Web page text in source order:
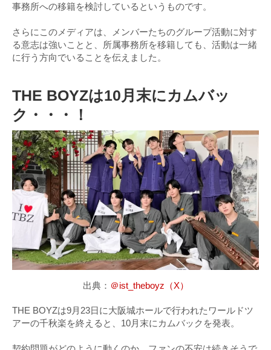
事務所への移籍を検討しているというものです。
さらにこのメディアは、メンバーたちのグループ活動に対す
る意志は強いことと、所属事務所を移籍しても、活動は一緒
に行う方向でいることを伝えました。
THE BOYZは10月末にカムバッ
ク・・・！
出典： ＠ist_theboyz（X）
THE BOYZは9月23日に大阪城ホールで行われたワールドツ
アーの千秋楽を終えると、10月末にカムバックを発表。